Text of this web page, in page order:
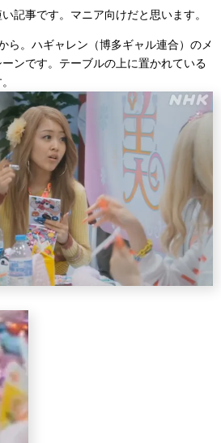
記事です。マニア向けだと思います。
ら。ハギャレン（博多ギャル連合）のメ
ンです。テーブルの上に置かれている